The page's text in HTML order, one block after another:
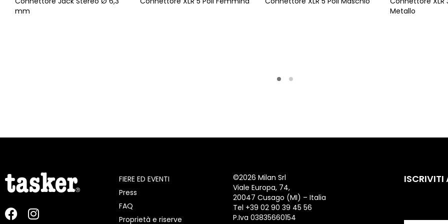
mm
Metallo
FIERE ED EVENTI
Press
FAQ
Proprietà e riserve
©2026 Milan Srl
Viale Europa, 74,
20047 Cusago (MI) – Italia
Tel +39 02 90 39 45 56
P.Iva 03835660154
ISCRIVITI